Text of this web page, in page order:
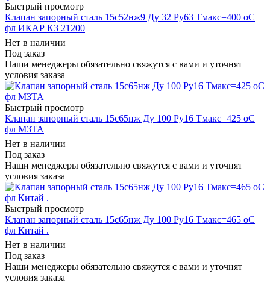
Быстрый просмотр
Клапан запорный сталь 15с52нж9 Ду 32 Ру63 Тмакс=400 оС
фл ИКАР КЗ 21200
Нет в наличии
Под заказ
Наши менеджеры обязательно свяжутся с вами и уточнят
условия заказа
Быстрый просмотр
Клапан запорный сталь 15с65нж Ду 100 Ру16 Тмакс=425 оС
фл МЗТА
Нет в наличии
Под заказ
Наши менеджеры обязательно свяжутся с вами и уточнят
условия заказа
Быстрый просмотр
Клапан запорный сталь 15с65нж Ду 100 Ру16 Тмакс=465 оС
фл Китай .
Нет в наличии
Под заказ
Наши менеджеры обязательно свяжутся с вами и уточнят
условия заказа